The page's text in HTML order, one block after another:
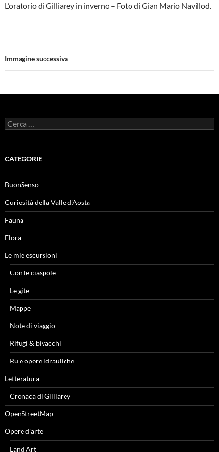
L’oratorio di Gilliarey in inverno – Foto di Gian Mario Navillod.
Immagine successiva
Ricerca
per:
CATEGORIE
BuonSenso
Curiosità della Valle d'Aosta
Fauna
Flora
Le mie escursioni
Con le ciaspole
Le gite
Mappe
Note di viaggio
Rifugi & bivacchi
Ru e opere idrauliche
Letteratura
Cronaca di Gilliarey
OpenStreetMap
Opere d'arte
Land Art